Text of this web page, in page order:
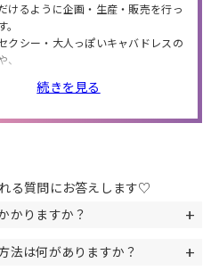
けるように企画・生産・販売を行っ
。
クシー・大人っぽいキャバドレスの
、
で使えるワンピースも多数取り扱っ
ションやニーズによってドレスが選
ポンも配布!下着やアクセサリー、
続きを見る
る質問にお答えします♡
かりますか？
(税込)以上のご注文で送料無料
法は何がありますか？